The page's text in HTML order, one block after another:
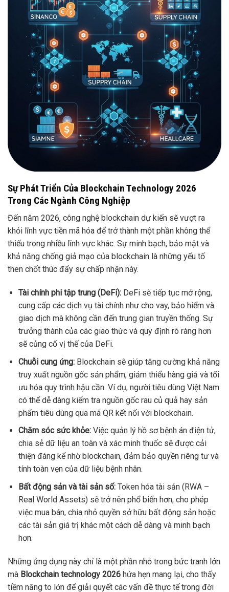
Sự Phát Triển Của Blockchain Technology 2026
Trong Các Ngành Công Nghiệp
Đến năm 2026, công nghệ blockchain dự kiến sẽ vượt ra
khỏi lĩnh vực tiền mã hóa để trở thành một phần không thể
thiếu trong nhiều lĩnh vực khác. Sự minh bạch, bảo mật và
khả năng chống giả mạo của blockchain là những yếu tố
then chốt thúc đẩy sự chấp nhận này.
Tài chính phi tập trung (DeFi):DeFi sẽ tiếp tục mở rộng,
cung cấp các dịch vụ tài chính như cho vay, bảo hiểm và
giao dịch mà không cần đến trung gian truyền thống. Sự
trưởng thành của các giao thức và quy định rõ ràng hơn
sẽ củng cố vị thế của DeFi.
Chuỗi cung ứng:Blockchain sẽ giúp tăng cường khả năng
truy xuất nguồn gốc sản phẩm, giảm thiểu hàng giả và tối
ưu hóa quy trình hậu cần. Ví dụ, người tiêu dùng Việt Nam
có thể dễ dàng kiểm tra nguồn gốc rau củ quả hay sản
phẩm tiêu dùng qua mã QR kết nối với blockchain.
Chăm sóc sức khỏe:Việc quản lý hồ sơ bệnh án điện tử,
chia sẻ dữ liệu an toàn và xác minh thuốc sẽ được cải
thiện đáng kể nhờ blockchain, đảm bảo quyền riêng tư và
tính toàn vẹn của dữ liệu bệnh nhân.
Bất động sản và tài sản số:Token hóa tài sản (RWA –
Real World Assets) sẽ trở nên phổ biến hơn, cho phép
việc mua bán, chia nhỏ quyền sở hữu bất động sản hoặc
các tài sản giá trị khác một cách dễ dàng và minh bạch
hơn.
Những ứng dụng này chỉ là một phần nhỏ trong bức tranh lớn
mà Blockchain technology 2026 hứa hẹn mang lại, cho thấy
tiềm năng to lớn để giải quyết các vấn đề thực tế trong đời